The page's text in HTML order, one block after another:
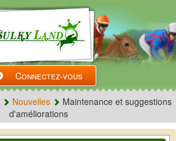
Connectez-vous
Nouvelles
Maintenance et suggestions
d'améliorations